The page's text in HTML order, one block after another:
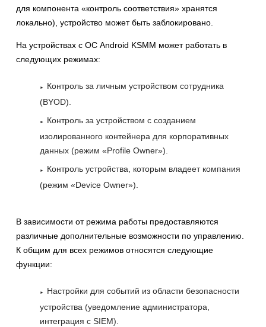
для компонента «контроль соответствия» хранятся
локально), устройство может быть заблокировано.
На устройствах с ОС Android KSMM может работать в
следующих режимах:
Контроль за личным устройством сотрудника
(BYOD).
Контроль за устройством с созданием
изолированного контейнера для корпоративных
данных (режим «Profile Owner»).
Контроль устройства, которым владеет компания
(режим «Device Owner»).
В зависимости от режима работы предоставляются
различные дополнительные возможности по управлению.
К общим для всех режимов относятся следующие
функции:
Настройки для событий из области безопасности
устройства (уведомление администратора,
интеграция с SIEM).